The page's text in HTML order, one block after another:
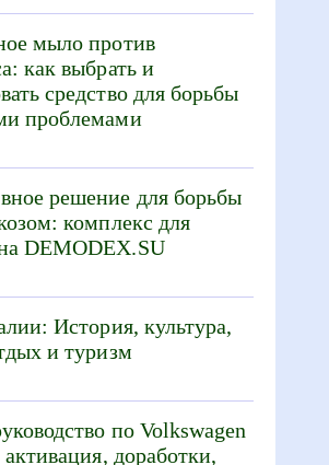
мыло против
как выбрать и
средство для борьбы
проблемами
решение для борьбы
комплекс для
DEMODEX.SU
История, культура,
и туризм
по Volkswagen
доработки,